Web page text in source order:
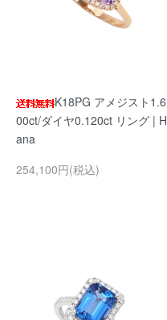
K18PG アメジスト1.6
00ct/ダイヤ0.120ct リング | H
ana
254,100円(税込)